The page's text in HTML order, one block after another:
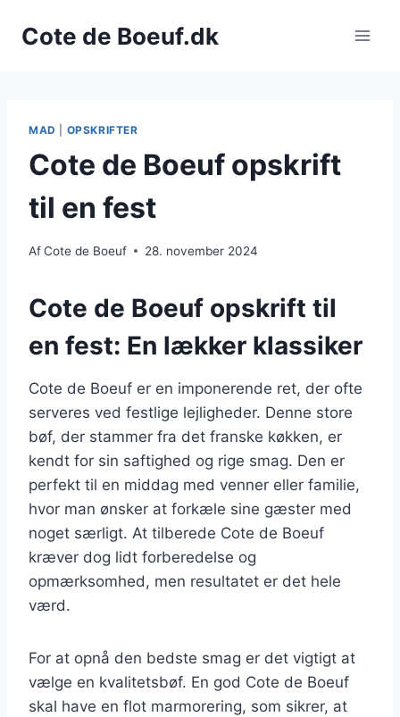
Cote de Boeuf.dk
MAD OPSKRIFTER
Cote de Boeuf opskrift
til en fest
AfCote de Boeuf 28. november 2024
Cote de Boeuf opskrift til
en fest: En lækker klassiker
Cote de Boeuf er en imponerende ret, der ofte
serveres ved festlige lejligheder. Denne store
bøf, der stammer fra det franske køkken, er
kendt for sin saftighed og rige smag. Den er
perfekt til en middag med venner eller familie,
hvor man ønsker at forkæle sine gæster med
noget særligt. At tilberede Cote de Boeuf
kræver dog lidt forberedelse og
opmærksomhed, men resultatet er det hele
værd.
For at opnå den bedste smag er det vigtigt at
vælge en kvalitetsbøf. En god Cote de Boeuf
skal have en flot marmorering, som sikrer, at